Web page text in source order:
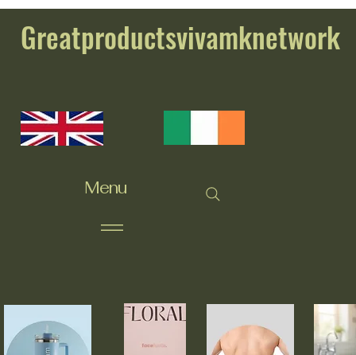
Greatproductsvivamknetwork
Menu